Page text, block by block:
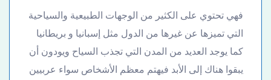
فهي تحتوي على الكثير من الوجهات الطبيعية والسياحية
التي تميزها عن غيرها من الدول مثل إسبانيا و بريطانيا
كما يوجد العديد من المدن التي تجذب السياح ويودون أن
يبقوا هناك إلى الأبد فيهتم معظم الأشخاص سواء عربيين